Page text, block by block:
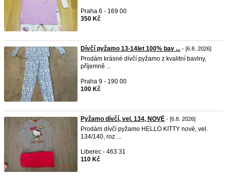
Praha 6 - 169 00
350 Kč
Dívčí pyžamo 13-14let 100% bav ... - [6.8. 2026]
Prodám krásné dívčí pyžamo z kvalitní bavlny,
příjemně ...
Praha 9 - 190 00
100 Kč
Pyžamo dívčí, vel. 134, NOVÉ - [6.8. 2026]
Prodám dívčí pyžamo HELLO KITTY nové, vel.
134/140, roz ...
Liberec - 463 31
110 Kč